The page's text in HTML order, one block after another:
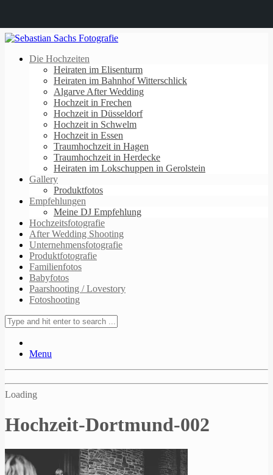
Die Hochzeiten
Heiraten im Elisenturm
Heiraten im Bahnhof Witterschlick
Algarve After Wedding
Hochzeit in Frechen
Hochzeit in Düsseldorf
Hochzeit in Schwelm
Hochzeit in Essen
Traumhochzeit in Hagen
Traumhochzeit in Herdecke
Heiraten im Lokschuppen in Gerolstein
Gallery
Produktfotos
Empfehlungen
Meine DJ Empfehlung
Hochzeitsfotografie
After Wedding Shooting
Unternehmensfotografie
Produktfotografie
Familienfotos
Babyfotos
Paarshooting / Lovestory
Fotoshooting
Menu
Loading
Hochzeit-Dortmund-002